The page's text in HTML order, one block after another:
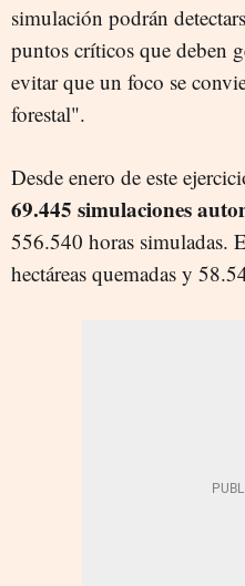
simulación podrán
puntos críticos que deben
evitar que un foco se
forestal".
Desde enero de este
69.445 simulaciones
556.540 horas simuladas.
hectáreas quemadas y